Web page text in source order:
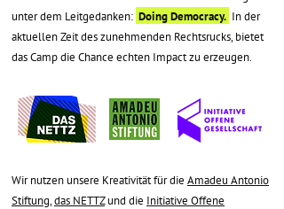
unter dem Leitgedanken: Doing Democracy. In der
aktuellen Zeit des zunehmenden Rechtsrucks, bietet
das Camp die Chance echten Impact zu erzeugen.
Wir nutzen unsere Kreativität für die Amadeu Antonio
Stiftung,das NETTZund die Initiative Offene